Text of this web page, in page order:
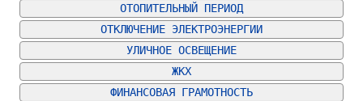
ОТОПИТЕЛЬНЫЙ ПЕРИОД
ОТКЛЮЧЕНИЕ ЭЛЕКТРОЭНЕРГИИ
УЛИЧНОЕ ОСВЕЩЕНИЕ
ЖКХ
ФИНАНСОВАЯ ГРАМОТНОСТЬ